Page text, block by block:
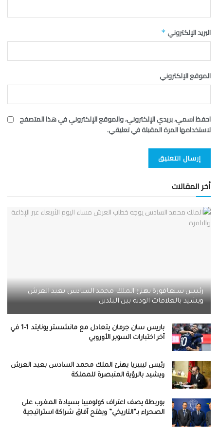
البريد الإلكتروني *
الموقع الإلكتروني
احفظ اسمي، بريدي الإلكتروني، والموقع الإلكتروني في هذا المتصفح
لاستخدامها المرة المقبلة في تعليقي.
أخر المقالات
رئيس سنغافورة يهنئ الملك محمد السادس بعيد العرش
ويشيد بالعلاقات الودية بين البلدين
باريس سان جرمان يتعادل مع مانشستر يونايتد 1-1 في
آخر اختبارات السوبر الأوروبي
رئيس ليبيريا يهنئ الملك محمد السادس بعيد العرش
ويشيد بالرؤية المتبصرة للمملكة
بوريطة يصف اعتراف كولومبيا بسيادة المغرب على
الصحراء بـ”التاريخي” ويفتح آفاق شراكة استراتيجية